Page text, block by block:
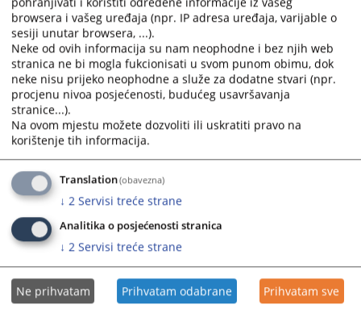
calendar
and
select
a
date.
Press
the
question
mark
key
to
the
keyboard
shortcuts
for
changing
calendar
and
select
a
date.
Press
the
question
mark
key
to
get
the
keyboard
shortcuts
for
changing
Trenutno nema vijesti
browsera i vašeg uređaja (npr. IP adresa uređaja, varijable o
sesiji unutar browsera, ...).
Neke od ovih informacija su nam neophodne i bez njih web
stranica ne bi mogla fukcionisati u svom punom obimu, dok
neke nisu prijeko neophodne a služe za dodatne stvari (npr.
procjenu nivoa posjećenosti, budućeg usavršavanja
stranice...).
Na ovom mjestu možete dozvoliti ili uskratiti pravo na
korištenje tih informacija.
Translation(obavezna)
↓ 2 Servisi treće strane
Analitika o posjećenosti stranica
↓ 2 Servisi treće strane
Ne prihvatam Prihvatam odabrane Prihvatam sve